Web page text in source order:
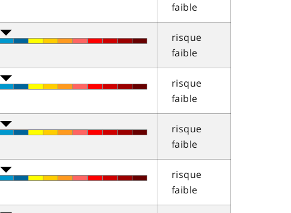
faible
risque
faible
risque
faible
risque
faible
risque
faible